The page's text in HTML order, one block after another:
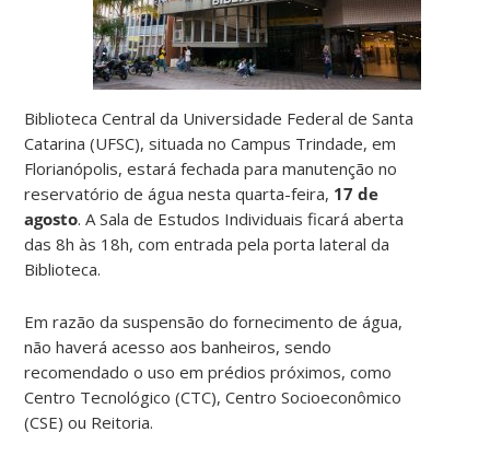
Biblioteca Central da Universidade Federal de Santa
Catarina (UFSC), situada no Campus Trindade, em
Florianópolis, estará fechada para manutenção no
reservatório de água nesta quarta-feira, 17 de
agosto. A Sala de Estudos Individuais ficará aberta
das 8h às 18h, com entrada pela porta lateral da
Biblioteca.
Em razão da suspensão do fornecimento de água,
não haverá acesso aos banheiros, sendo
recomendado o uso em prédios próximos, como
Centro Tecnológico (CTC), Centro Socioeconômico
(CSE) ou Reitoria.